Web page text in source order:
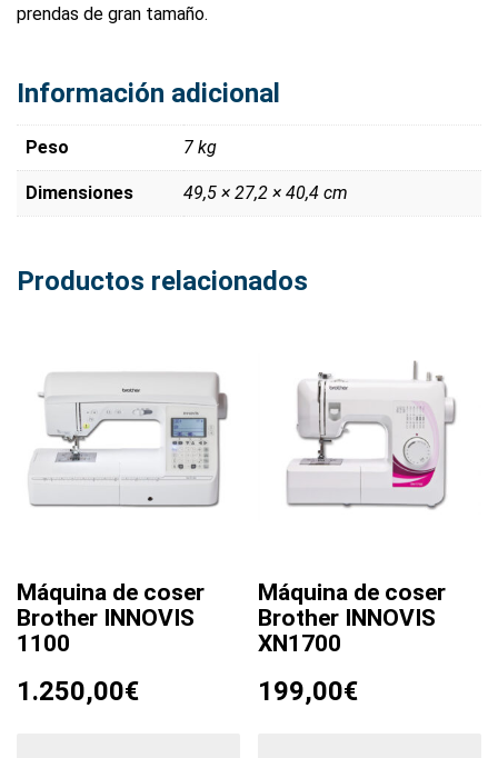
prendas de gran tamaño.
Información adicional
Peso 7 kg
Dimensiones 49,5 × 27,2 × 40,4 cm
Productos relacionados
Máquina de coser
Brother INNOVIS
1100
1.250,00€
Máquina de coser
Brother INNOVIS
XN1700
199,00€